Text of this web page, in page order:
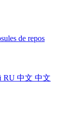
de repos
RU 中文 中文